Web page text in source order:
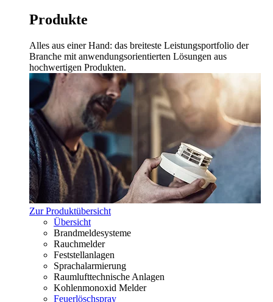
Produkte
Alles aus einer Hand: das breiteste Leistungsportfolio der
Branche mit anwendungsorientierten Lösungen aus
hochwertigen Produkten.
Zur Produktübersicht
Übersicht
Brandmeldesysteme
Rauchmelder
Feststellanlagen
Sprachalarmierung
Raumlufttechnische Anlagen
Kohlenmonoxid Melder
Feuerlöschspray